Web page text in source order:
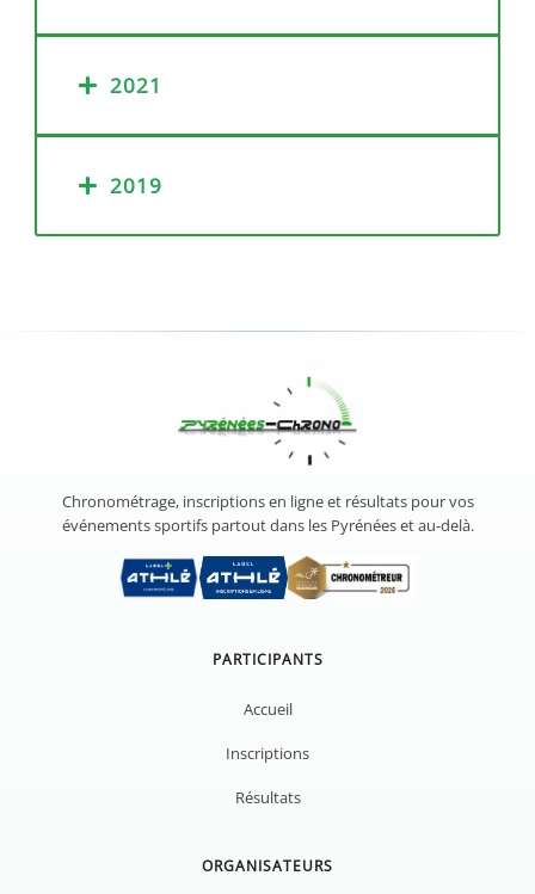
2021
2019
Chronométrage, inscriptions en ligne et résultats pour vos
événements sportifs partout dans les Pyrénées et au-delà.
PARTICIPANTS
Accueil
Inscriptions
Résultats
ORGANISATEURS